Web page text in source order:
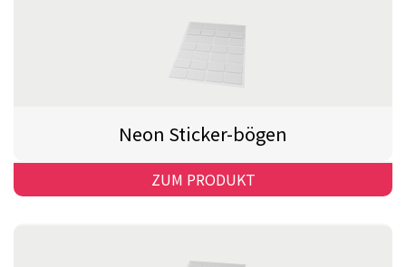
Neon Sticker-bögen
ZUM PRODUKT